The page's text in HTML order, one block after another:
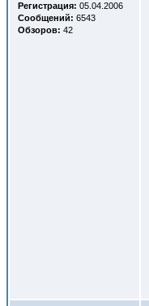
Регистрация: 05.04.2006
Сообщений: 6543
Обзоров: 42